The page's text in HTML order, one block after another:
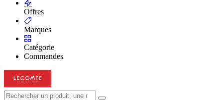
Offres
Marques
Catégorie
Commandes